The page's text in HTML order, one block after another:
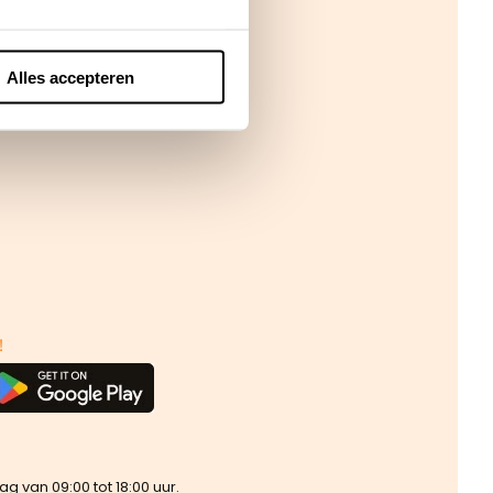
Alles accepteren
van 09:00 tot 18:00 uur.